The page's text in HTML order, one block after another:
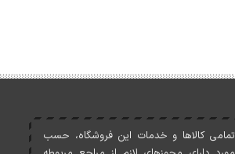
تمامی کالاها و خدمات اين فروشگاه، حسب